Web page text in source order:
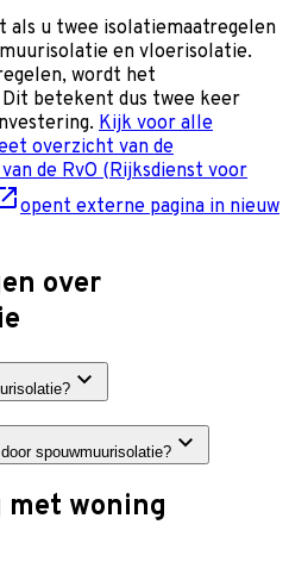
u twee isolatiemaatregelen
en vloerisolatie.
wordt het
Dit betekent dus twee keer
Kijk voor alle
overzicht van de
de RvO (Rijksdienst voor
opent externe pagina in nieuw
over
spouwmuurisolatie?
met woning